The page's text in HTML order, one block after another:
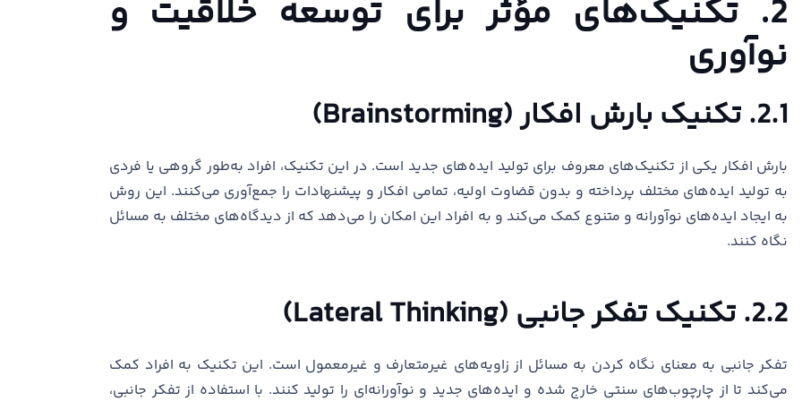
2. تکنیک‌های مؤثر برای توسعه خلاقیت و
نوآوری
2.1. تکنیک بارش افکار (Brainstorming)
بارش افکار یکی از تکنیک‌های معروف برای تولید ایده‌های جدید است. در این تکنیک، افراد به‌طور گروهی یا فردی
به تولید ایده‌های مختلف پرداخته و بدون قضاوت اولیه، تمامی افکار و پیشنهادات را جمع‌آوری می‌کنند. این روش
به ایجاد ایده‌های نوآورانه و متنوع کمک می‌کند و به افراد این امکان را می‌دهد که از دیدگاه‌های مختلف به مسائل
نگاه کنند.
2.2. تکنیک تفکر جانبی (Lateral Thinking)
تفکر جانبی به معنای نگاه کردن به مسائل از زاویه‌های غیرمتعارف و غیرمعمول است. این تکنیک به افراد کمک
می‌کند تا از چارچوب‌های سنتی خارج شده و ایده‌های جدید و نوآورانه‌ای را تولید کنند. با استفاده از تفکر جانبی،